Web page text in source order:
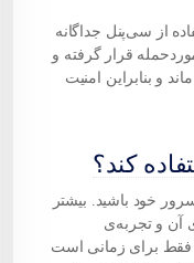
از سی‌پنل جداگانه
قرار گرفته و
و بنابراین امنیت
خود باشید. بیشتر
آن و تجربه‌ی
برای زمانی است